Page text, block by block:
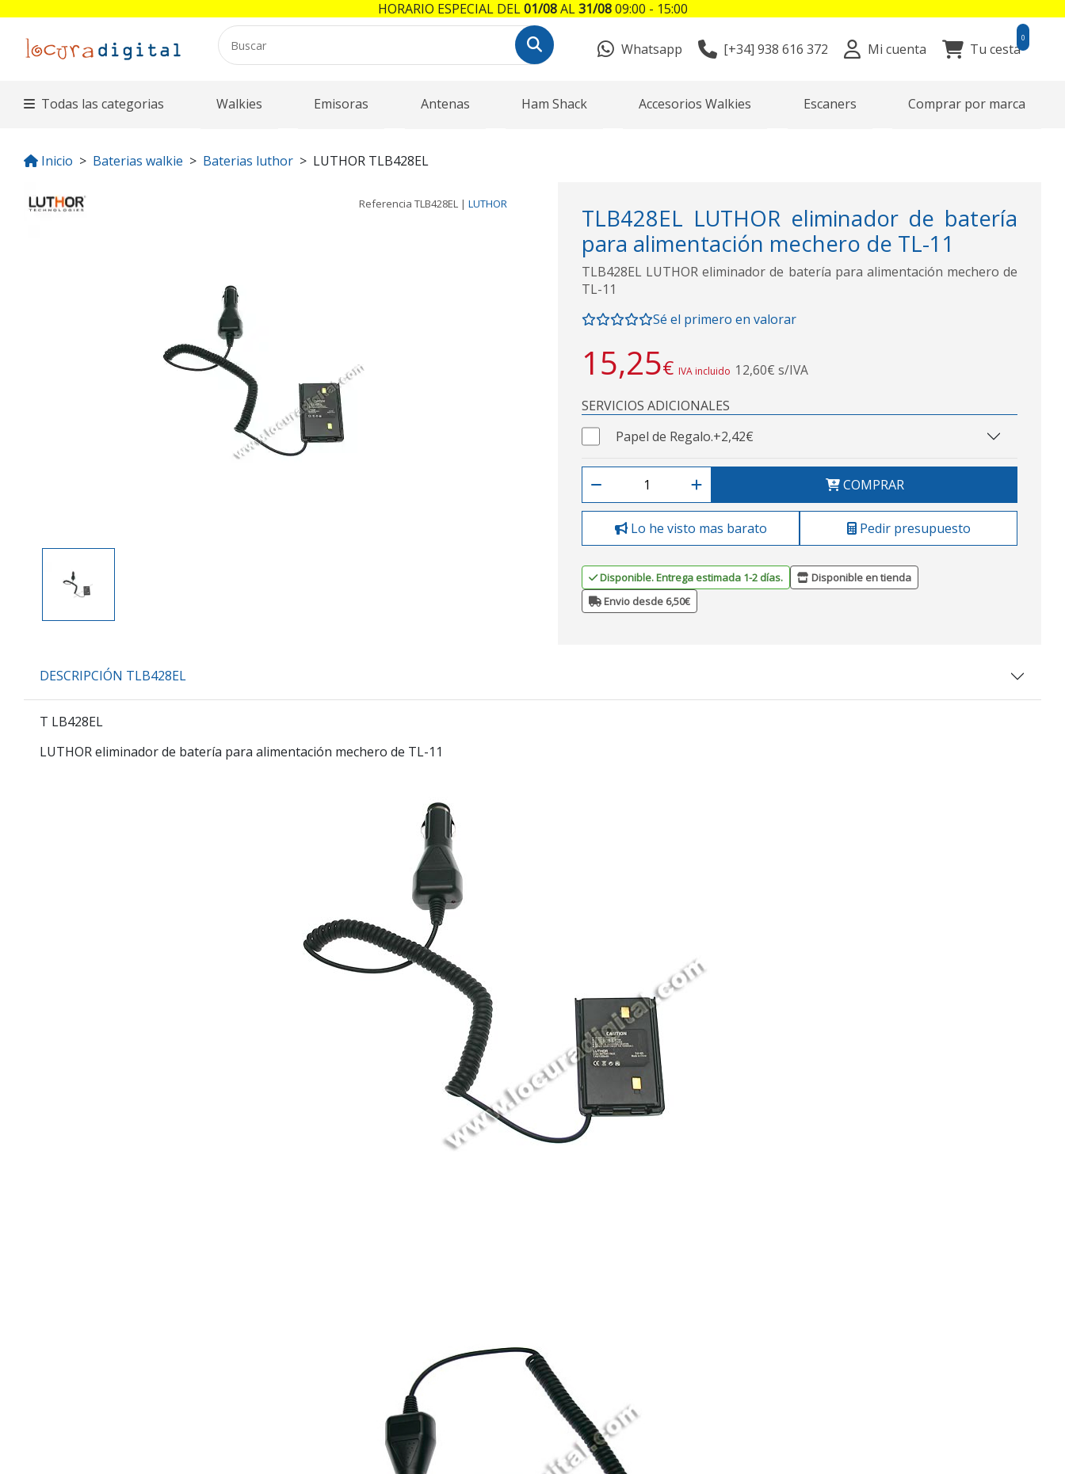
Whatsapp [+34] 938 616 372 Mi cuenta Tu cesta
0
Todas las categorias Walkies Emisoras Antenas Ham Shack Accesorios Walkies Escaners Comprar por marca
Inicio Baterias walkie Baterias luthor LUTHOR TLB428EL
Referencia TLB428EL | LUTHOR
TLB428EL LUTHOR eliminador de batería
para alimentación mechero de TL-11
TLB428EL LUTHOR eliminador de batería para alimentación mechero de
TL-11
Sé el primero en valorar
15,25€ IVA incluido 12,60€ s/IVA
SERVICIOS ADICIONALES
Papel de Regalo.+2,42€
COMPRAR
Lo he visto mas barato Pedir presupuesto
Disponible. Entrega estimada 1-2 días.
Disponible en tienda
Envio desde 6,50€
DESCRIPCIÓN TLB428EL
T LB428EL
LUTHOR eliminador de batería para alimentación mechero de TL-11
HORARIO ESPECIAL DEL01/08AL31/0809:00 - 15:00